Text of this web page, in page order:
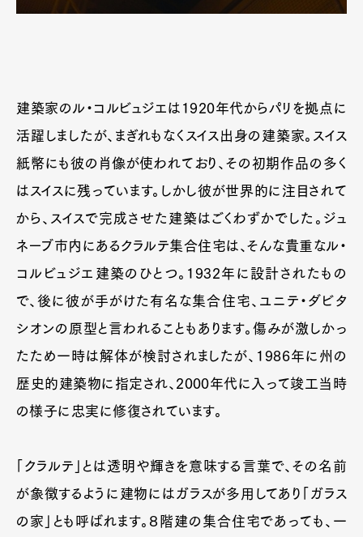
建築家のル・コルビュジエは1920年代からパリを拠点に
活躍しましたが、まぎれもなくスイス出身の建築家。スイス
紙幣にも彼の肖像が使われており、その初期作品の多く
はスイスに残っています。しかし彼が世界的に注目されて
から、スイスで完成させた建築はごくわずかでした。ジュ
ネーブ市内にあるクラルテ集合住宅は、そんな貴重なル・
コルビュジエ建築のひとつ。1932年に設計されたもの
で、後に彼が手がけた有名な集合住宅、ユニテ・ダビタ
シオンの原型と言われることもあります。傷みが激しかっ
たため一時は解体が検討されましたが、1986年に州の
歴史的建築物に指定され、2000年代に入って竣工当時
の様子に忠実に修復されています。
「クラルテ」とは透明や輝きを意味する言葉で、その名前
が象徴するように建物にはガラスが多用してあり「ガラス
の家」とも呼ばれます。８階建の集合住宅であっても、一